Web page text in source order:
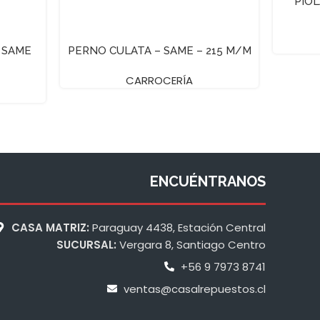
PERNO CULATA – SAME – 215 M/M
CARROCERÍA
ENCUÉNTRANOS
CASA MATRIZ: Paraguay 4438, Estación Central
SUCURSAL: Vergara 8, Santiago Centro
+56 9 7973 8741
ventas@casalrepuestos.cl